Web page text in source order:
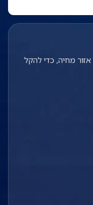
מחיה, כדי להקל